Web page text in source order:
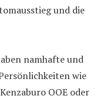
und die
namhafte und
wie
OOE oder